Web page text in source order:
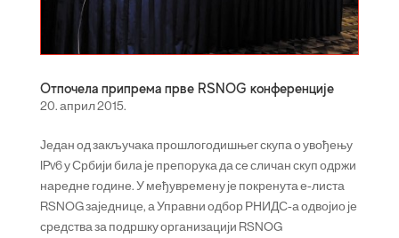
Отпочела припрема прве RSNOG конференције
20. април 2015.
Један од закључака прошлогодишњег скупа о увођењу
IPv6 у Србији била је препорука да се сличан скуп одржи
наредне године. У међувремену је покренута е-листа
RSNOG заједнице, а Управни одбор РНИДС-а одвојио је
средства за подршку организацији RSNOG